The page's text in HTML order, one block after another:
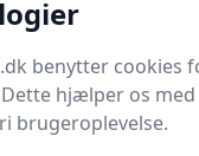
55 × 55 × 107 cm,
Bedste pris
Til butik
benytter cookies
hjælper os
brugeroplevelse.